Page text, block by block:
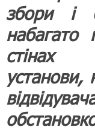
збори і
набагато
стінах
установи,